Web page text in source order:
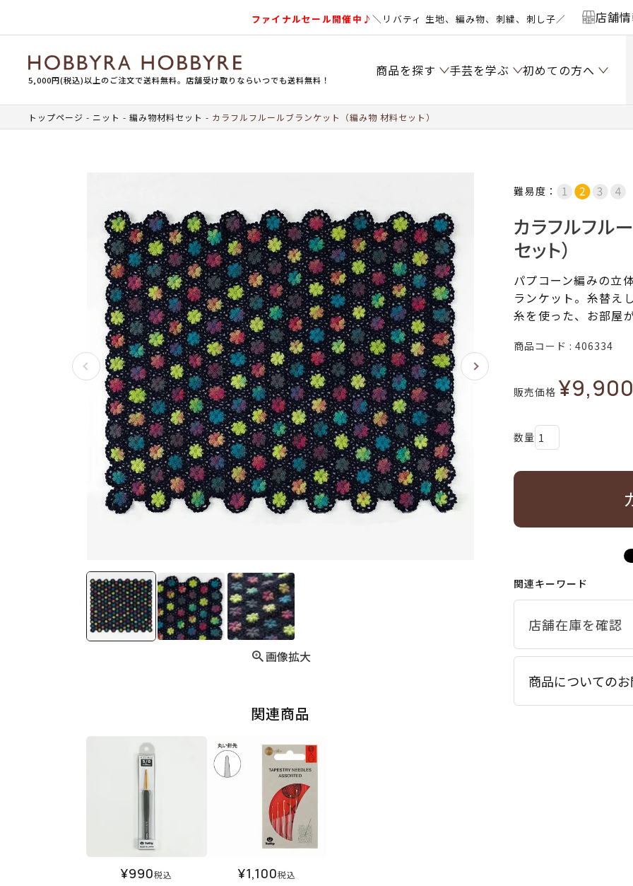
ファイナルセール開催中♪＼リバティ 生地、編み物、刺繍、刺し子／ 店舗
5,000円(税込)以上のご注文で送料無料。店舗受け取りならいつでも送料無料！
商品を探す 手芸を学ぶ 初めての方へ
トップページ ニット 編み物材料セット カラフルフルールブランケット（編み物 材料セット）
画像拡大
関連商品
¥990税込 ¥1,100税込
難易度：
カラフルフル
セット）
パプコーン編みの立
ランケット。糸替え
糸を使った、お部屋
商品コード 406334
販売価格 ¥9,900
関連キーワード
商品についての